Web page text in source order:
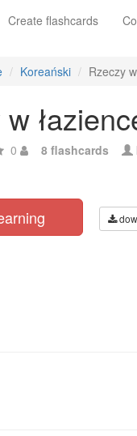
Create flashcards
Koreański Rzeczy
0 8 flashcards